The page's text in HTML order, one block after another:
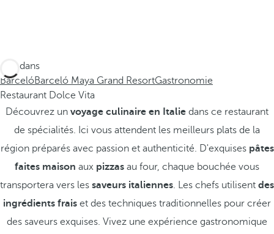
Ces dans
BarcelóBarceló Maya Grand ResortGastronomie
Restaurant Dolce Vita
Découvrez un voyage culinaire en Italie dans ce restaurant
de spécialités. Ici vous attendent les meilleurs plats de la
région préparés avec passion et authenticité. D'exquises pâtes
faites maison aux pizzas au four, chaque bouchée vous
transportera vers les saveurs italiennes. Les chefs utilisent des
ingrédients frais et des techniques traditionnelles pour créer
des saveurs exquises. Vivez une expérience gastronomique